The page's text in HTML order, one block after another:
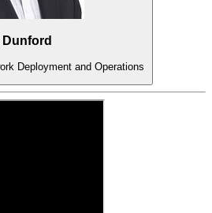
Deployment and Operations